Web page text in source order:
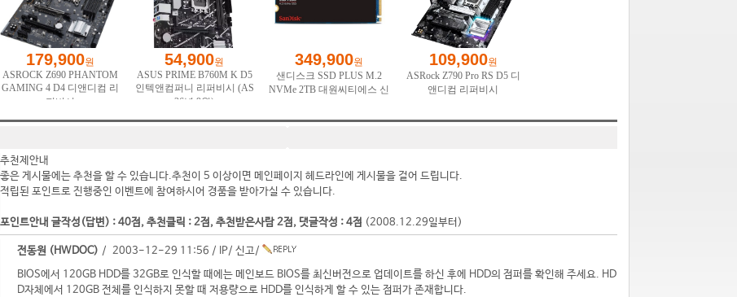
추천제안내
좋은 게시물에는 추천을 할 수 있습니다.추천이 5 이상이면 메인페이지 헤드라인에 게시물을 걸어 드립니다.
적립된 포인트로 진행중인 이벤트에 참여하시어 경품을 받아가실 수 있습니다.
포인트안내 글작성(답변) : 40점, 추천클릭 : 2점, 추천받은사람 2점, 댓글작성 : 4점 (2008.12.29일부터)
전동원 (HWDOC) / 2003-12-29 11:56 / IP/ 신고/
BIOS에서 120GB HDD를 32GB로 인식할 때에는 메인보드 BIOS를 최신버전으로 업데이트를 하신 후에 HDD의 점퍼를 확인해 주세요. HD
D자체에서 120GB 전체를 인식하지 못할 때 저용량으로 HDD를 인식하게 할 수 있는 점퍼가 존재합니다.